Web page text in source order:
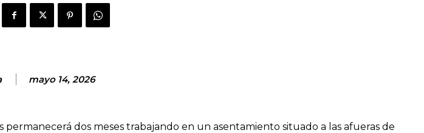
mayo 14, 2026
dos meses trabajando en un asentamiento situado a las afueras de